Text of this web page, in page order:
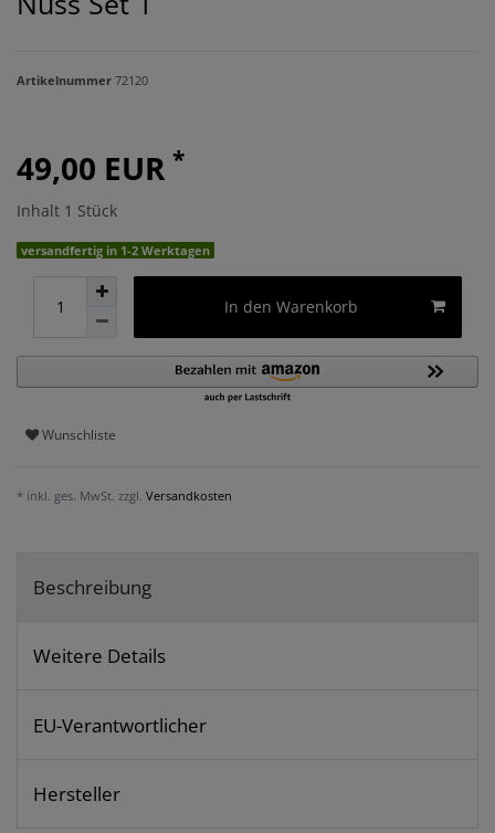
Artikelnummer 72120
49,00 EUR *
Inhalt 1 Stück
versandfertig in 1-2 Werktagen
In den Warenkorb
Wunschliste
* inkl. ges. MwSt. zzgl. Versandkosten
Beschreibung
Weitere Details
EU-Verantwortlicher
Hersteller